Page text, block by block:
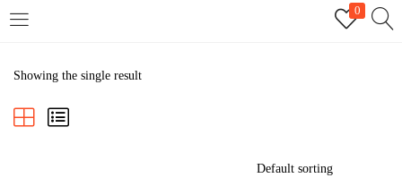
0
REGISTER
Showing the single result